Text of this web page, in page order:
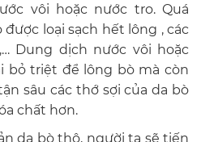
vôi hoặc nước tro. Quá
loại sạch hết lông , các
Dung dịch nước vôi hoặc
bỏ triệt để lông bò mà còn
sâu các thớ sợi của da bò
chất hơn.
da bò thô, người ta sẽ tiến